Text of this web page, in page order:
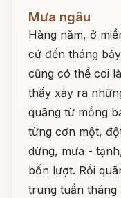
Mưa ngâu
Hàng năm, ở
cứ đến tháng
cũng có thể coi
thấy xảy ra
quãng từ mồng
từng cơn một,
dừng, mưa -
bốn lượt. Rồi
trung tuần tháng